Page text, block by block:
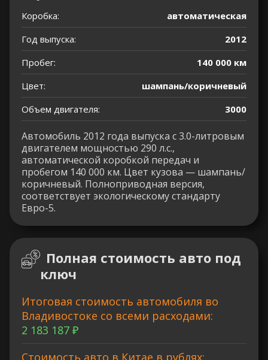
Коробка:
автоматическая
Год выпуска:
2012
Пробег:
140 000 км
Цвет:
шампань/коричневый
Объем двигателя:
3000
Автомобиль 2012 года выпуска с 3.0-литровым
двигателем мощностью 290 л.с.,
автоматической коробкой передач и
пробегом 140 000 км. Цвет кузова — шампань/
коричневый. Полноприводная версия,
соответствует экологическому стандарту
Евро-5.
Полная стоимость авто под
ключ
Итоговая стоимость автомобиля во
Владивостоке со всеми расходами:
2 183 187 ₽
Стоимость авто в Китае в рублях: